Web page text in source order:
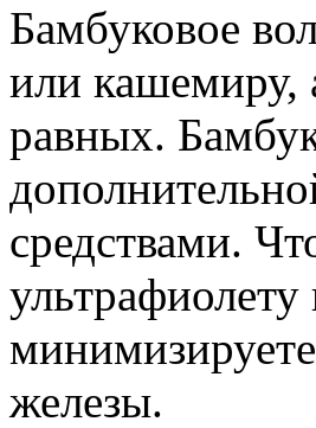
Бамбуковое
или кашемиру,
равных.
средствами.
железы.